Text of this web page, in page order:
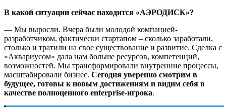
В какой ситуации сейчас находится «АЭРОДИСК»?
— Мы выросли. Вчера были молодой компанией-
разработчиком, фактически стартапом – сколько заработали,
столько и тратили на свое существование и развитие. Сделка с
«Аквариусом» дала нам больше ресурсов, компетенций,
возможностей. Мы трансформировали внутренние процессы,
масштабировали бизнес. Сегодня уверенно смотрим в
будущее, готовы к новым достижениям и видим себя в
качестве полноценного enterprise-игрока.